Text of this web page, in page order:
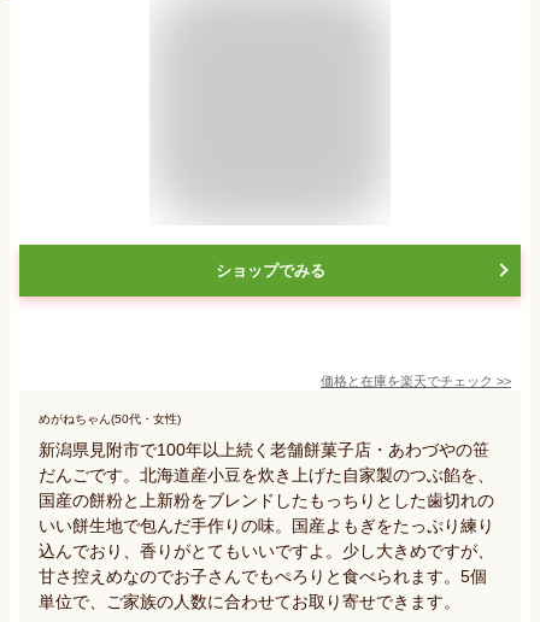
ショップでみる
価格と在庫を楽天でチェック >>
めがねちゃん(50代・女性)
新潟県見附市で100年以上続く老舗餅菓子店・あわづやの笹
だんごです。北海道産小豆を炊き上げた自家製のつぶ餡を、
国産の餅粉と上新粉をブレンドしたもっちりとした歯切れの
いい餅生地で包んだ手作りの味。国産よもぎをたっぷり練り
込んでおり、香りがとてもいいですよ。少し大きめですが、
甘さ控えめなのでお子さんでもぺろりと食べられます。5個
単位で、ご家族の人数に合わせてお取り寄せできます。